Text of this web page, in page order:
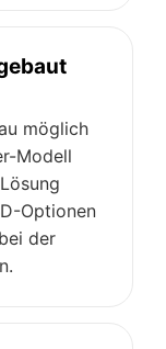
möglich
Modell
Optionen
der